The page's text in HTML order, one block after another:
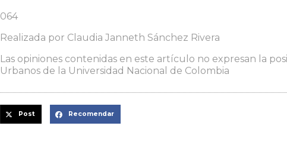
064
Realizada por Claudia Janneth Sánchez Rivera
Las opiniones contenidas en este artículo no expresan la
Urbanos de la Universidad Nacional de Colombia
Post Recomendar